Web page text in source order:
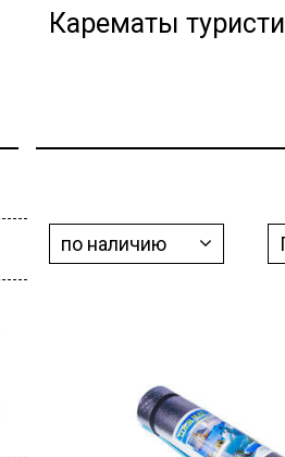
Карематы
по наличию